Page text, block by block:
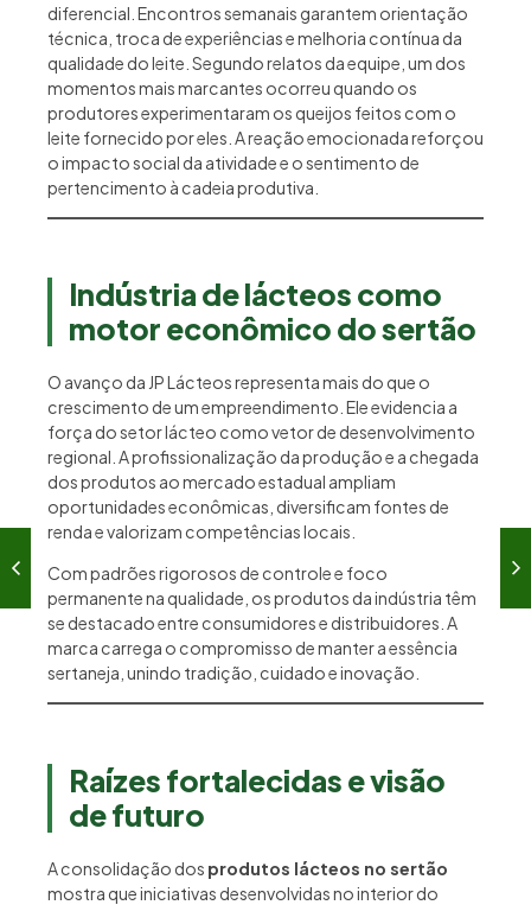
diferencial. Encontros semanais garantem orientação
técnica, troca de experiências e melhoria contínua da
qualidade do leite. Segundo relatos da equipe, um dos
momentos mais marcantes ocorreu quando os
produtores experimentaram os queijos feitos com o
leite fornecido por eles. A reação emocionada reforçou
o impacto social da atividade e o sentimento de
pertencimento à cadeia produtiva.
Indústria de lácteos como
motor econômico do sertão
O avanço da JP Lácteos representa mais do que o
crescimento de um empreendimento. Ele evidencia a
força do setor lácteo como vetor de desenvolvimento
regional. A profissionalização da produção e a chegada
dos produtos ao mercado estadual ampliam
oportunidades econômicas, diversificam fontes de
renda e valorizam competências locais.
Com padrões rigorosos de controle e foco
permanente na qualidade, os produtos da indústria têm
se destacado entre consumidores e distribuidores. A
marca carrega o compromisso de manter a essência
sertaneja, unindo tradição, cuidado e inovação.
Raízes fortalecidas e visão
de futuro
A consolidação dos produtos lácteos no sertão
mostra que iniciativas desenvolvidas no interior do